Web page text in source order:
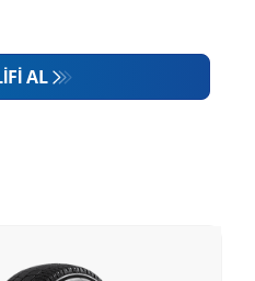
AL